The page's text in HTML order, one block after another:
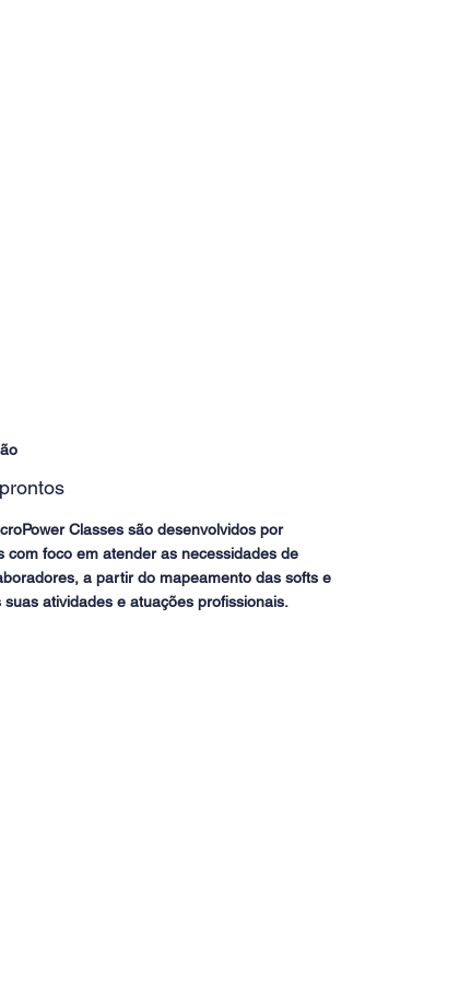
Classes são desenvolvidos por
com foco em atender as necessidades de
a partir do mapeamento das softs e
atividades e atuações profissionais.